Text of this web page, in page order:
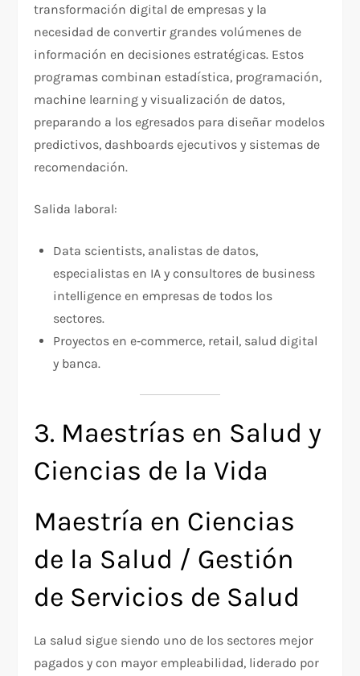
transformación digital de empresas y la
necesidad de convertir grandes volúmenes de
información en decisiones estratégicas. Estos
programas combinan estadística, programación,
machine learning y visualización de datos,
preparando a los egresados para diseñar modelos
predictivos, dashboards ejecutivos y sistemas de
recomendación.
Salida laboral:
Data scientists, analistas de datos,
especialistas en IA y consultores de business
intelligence en empresas de todos los
sectores.​
Proyectos en e‑commerce, retail, salud digital
y banca.
3. Maestrías en Salud y
Ciencias de la Vida
Maestría en Ciencias
de la Salud / Gestión
de Servicios de Salud
La salud sigue siendo uno de los sectores mejor
pagados y con mayor empleabilidad, liderado por